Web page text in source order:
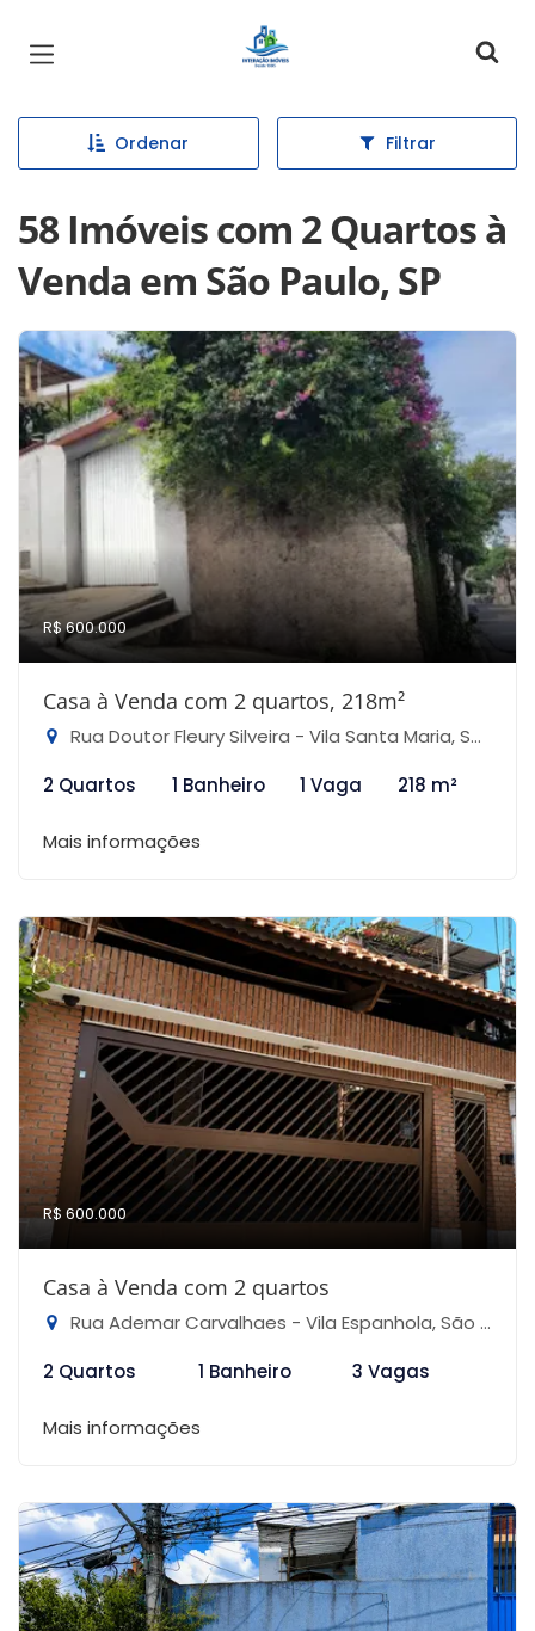
Página inicial
Ordenar Filtrar
58 Imóveis com 2 Quartos à
Venda em São Paulo, SP
R$ 600.000
Casa à Venda com 2 quartos, 218m²
Rua Doutor Fleury Silveira - Vila Santa Maria, São Paulo-SP
2 Quartos
1 Banheiro 1 Vaga 218 m²
Mais informações
R$ 600.000
Casa à Venda com 2 quartos
Rua Ademar Carvalhaes - Vila Espanhola, São Paulo-SP
2 Quartos
1 Banheiro 3 Vagas
Mais informações